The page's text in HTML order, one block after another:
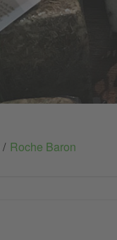
Roche Baron